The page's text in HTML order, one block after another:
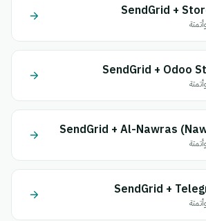
SendGrid +
SendGrid + Odoo
SendGrid + Al-Nawras
SendGrid +